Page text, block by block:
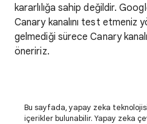
kararlılığa sahip değildir.
Canary kanalını test etmeniz
gelmediği sürece Canary
öneririz.
Bu sayfada, yapay zeka
içerikler bulunabilir. Yapay zeka